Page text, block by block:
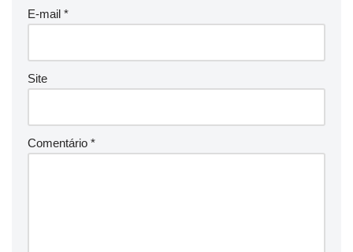
E-mail *
Site
Comentário *